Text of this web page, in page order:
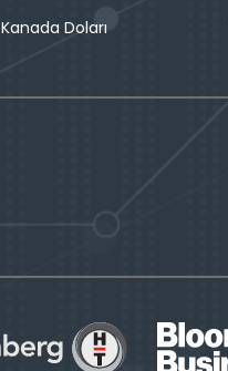
Kanada Doları